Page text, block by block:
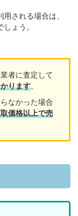
される場合は、
しょう。
者に査定して
ります。
なかった場合
価格以上で売